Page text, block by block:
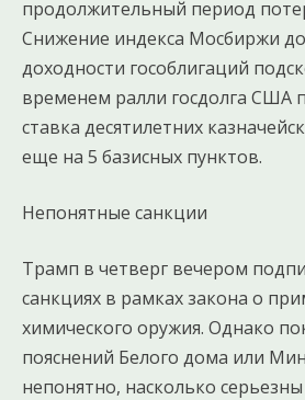
продолжительный период
Снижение индекса Мосбиржи
доходности гособлигаций
временем ралли госдолга США
ставка десятилетних
еще на 5 базисных пунктов.
Непонятные санкции
Трамп в четверг вечером
санкциях в рамках закона о
химического оружия. Однако
пояснений Белого дома или
непонятно, насколько